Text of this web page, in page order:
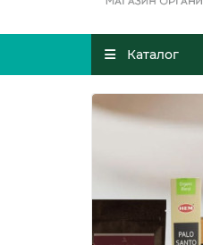
Каталог